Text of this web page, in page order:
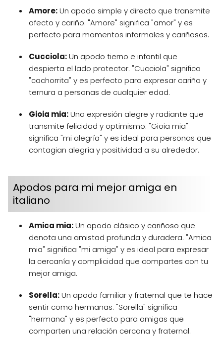
Amore:Un apodo simple y directo que transmite
afecto y cariño. "Amore" significa "amor" y es
perfecto para momentos informales y cariñosos.
Cucciola:Un apodo tierno e infantil que
despierta el lado protector. "Cucciola" significa
"cachorrita" y es perfecto para expresar cariño y
ternura a personas de cualquier edad.
Gioia mia:Una expresión alegre y radiante que
transmite felicidad y optimismo. "Gioia mia"
significa "mi alegría" y es ideal para personas que
contagian alegría y positividad a su alrededor.
Apodos para mi mejor amiga en
italiano
Amica mia:Un apodo clásico y cariñoso que
denota una amistad profunda y duradera. "Amica
mia" significa "mi amiga" y es ideal para expresar
la cercanía y complicidad que compartes con tu
mejor amiga.
Sorella:Un apodo familiar y fraternal que te hace
sentir como hermanas. "Sorella" significa
"hermana" y es perfecto para amigas que
comparten una relación cercana y fraternal.